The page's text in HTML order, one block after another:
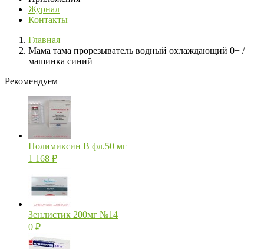
Журнал
Контакты
Главная
Мама тама прорезыватель водный охлаждающий 0+ /
машинка синий
Рекомендуем
Полимиксин В фл.50 мг
1 168 ₽
Зенлистик 200мг №14
0 ₽